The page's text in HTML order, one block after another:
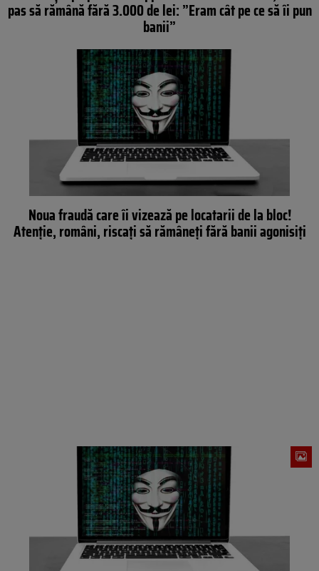
pas să rămână fără 3.000 de lei: ”Eram cât pe ce să îi pun
banii”
Noua fraudă care îi vizează pe locatarii de la bloc!
Atenție, români, riscați să rămâneți fără banii agonisiți